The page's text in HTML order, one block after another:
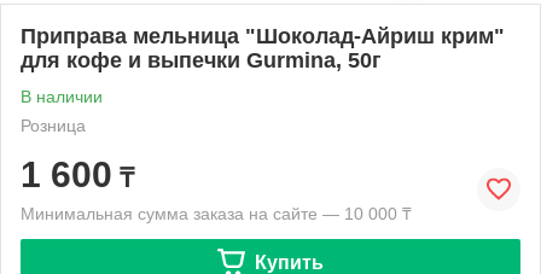
Приправа мельница "Шоколад-Айриш крим"
для кофе и выпечки Gurmina, 50г
В наличии
Розница
1 600 ₸
Минимальная сумма заказа на сайте — 10 000 ₸
Купить